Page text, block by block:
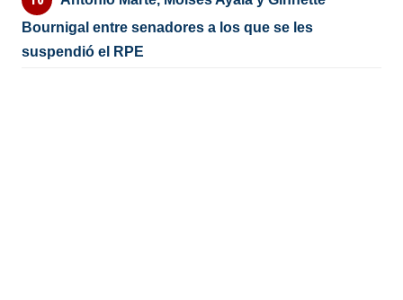
Bournigal entre senadores a los que se les
suspendió el RPE